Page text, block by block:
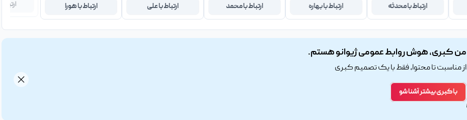
ارتباط با محدثه ارتباط با بهاره ارتباط با محمد ارتباط با علی ارتباط با هورا
من کبری، هوش روابط عمومی ژیوانو هستم.
از مناسبت تا محتوا، فقط با یک تصمیم کبری
با کبری بیشتر آشنا شو